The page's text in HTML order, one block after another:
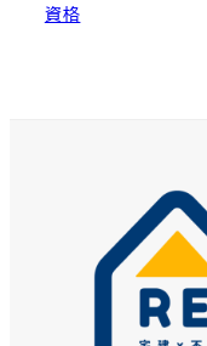
資格